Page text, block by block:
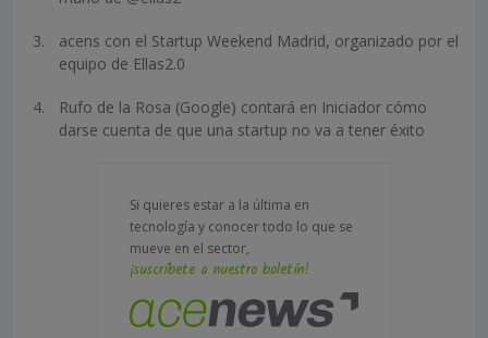
acens con el Startup Weekend Madrid, organizado por el
equipo de Ellas2.0
Rufo de la Rosa (Google) contará en Iniciador cómo
darse cuenta de que una startup no va a tener éxito
Si quieres estar a la última en
tecnología y conocer todo lo que se
mueve en el sector,
¡suscríbete a nuestro boletín!